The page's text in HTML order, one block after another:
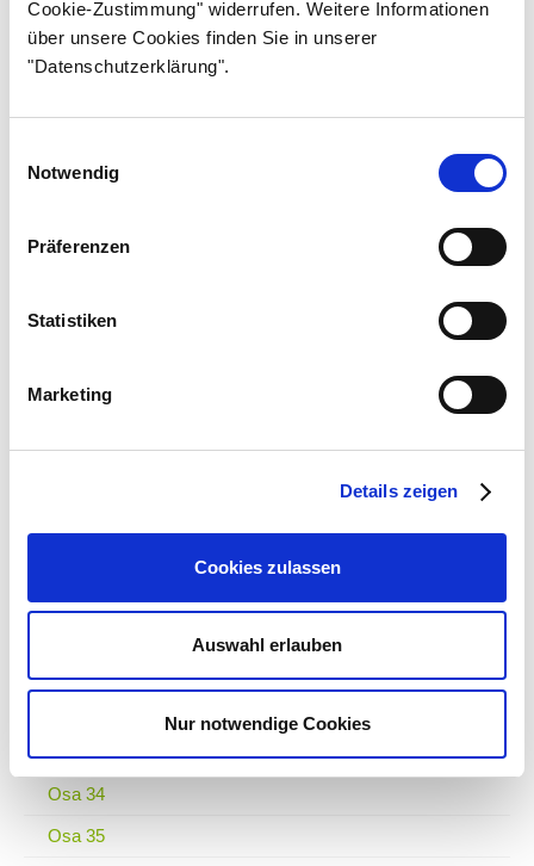
Cookie-Zustimmung" widerrufen. Weitere Informationen
über unsere Cookies finden Sie in unserer
"Datenschutzerklärung".
Notwendig
Präferenzen
Statistiken
Marketing
Details zeigen
Cookies zulassen
Auswahl erlauben
Nur notwendige Cookies
Osa 16
Osa 19
Osa 21
Osa 33
Osa 34
Osa 35